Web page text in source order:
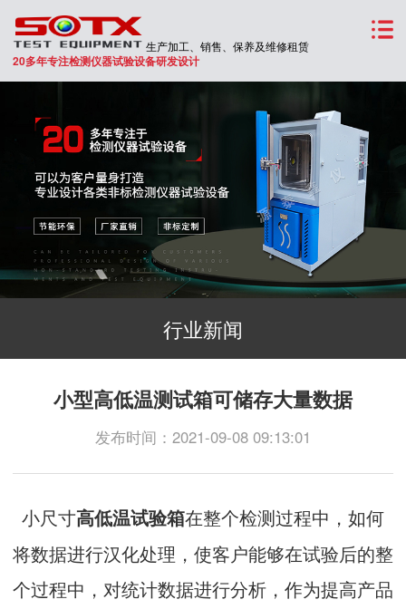
生产加工、销售、保养及维修租赁
20多年专注检测仪器试验设备研发设计
行业新闻
小型高低温测试箱可储存大量数据
发布时间：2021-09-08 09:13:01
小尺寸高低温试验箱在整个检测过程中，如何
将数据进行汉化处理，使客户能够在试验后的整
个过程中，对统计数据进行分析，作为提高产品